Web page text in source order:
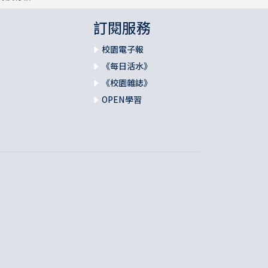
訂閱服務
校園電子報
《每日活水》
《校園雜誌》
OPEN學習